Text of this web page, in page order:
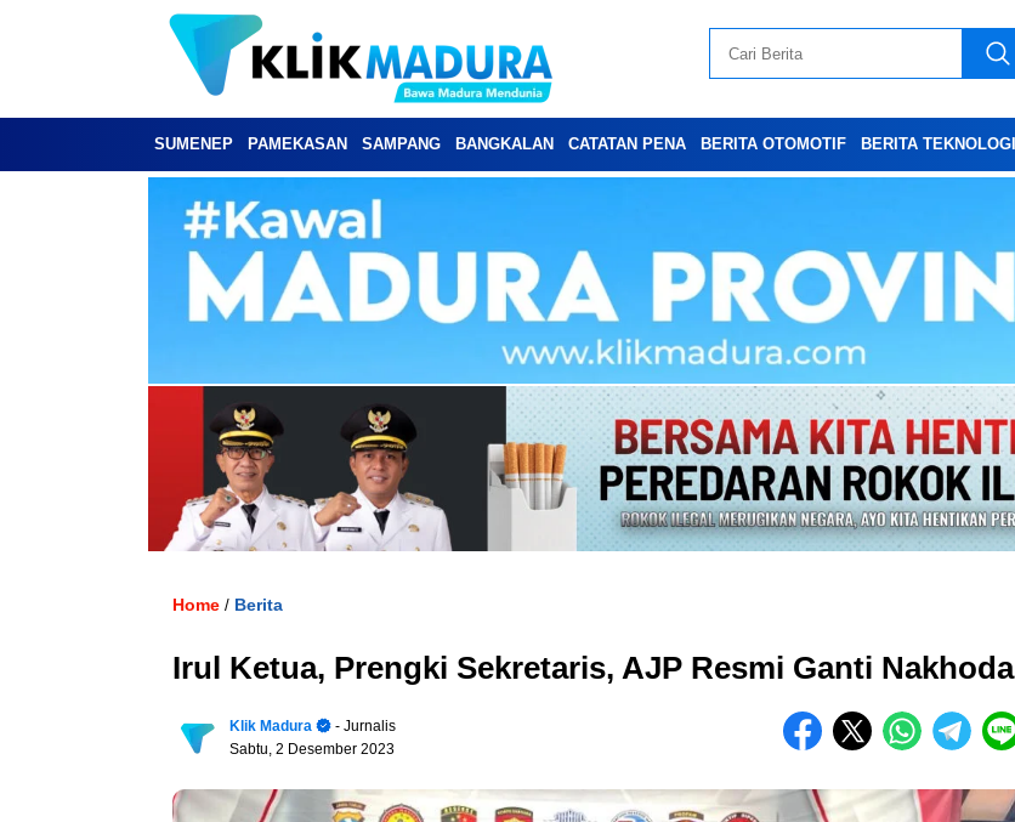
SUMENEP PAMEKASAN SAMPANG BANGKALAN CATATAN PENA BERITA OTOMOTIF BERITA TEKNOLOGI
Home / Berita
Irul Ketua, Prengki Sekretaris, AJP Resmi Ganti Nakhoda
Klik Madura
- Jurnalis
Sabtu, 2 Desember 2023